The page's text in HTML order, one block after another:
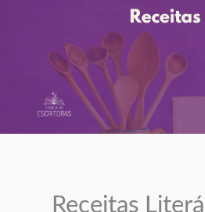
Receitas